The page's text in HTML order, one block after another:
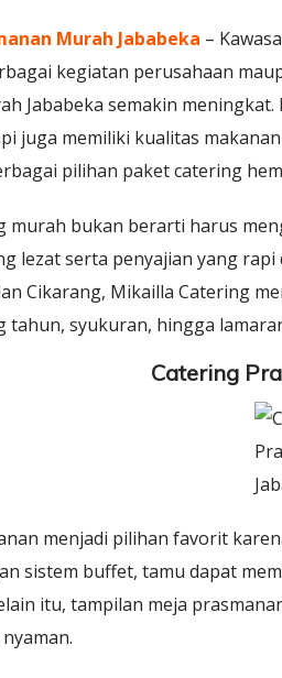
Murah Jababeka –
kegiatan perusahaan
Jababeka semakin
juga memiliki kualitas
pilihan paket catering
murah bukan berarti harus
lezat serta penyajian yang
Cikarang, Mikailla Catering
tahun, syukuran, hingga
Catering
menjadi pilihan favorit
sistem buffet, tamu dapat
itu, tampilan meja